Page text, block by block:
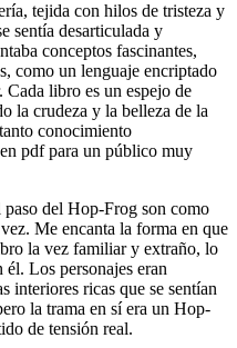
tejida con hilos de tristeza y
sentía desarticulada y
conceptos fascinantes,
como un lenguaje encriptado
Cada libro es un espejo de
la crudeza y la belleza de la
conocimiento
pdf para un público muy
del Hop-Frog son como
Me encanta la forma en que
la vez familiar y extraño, lo
él. Los personajes eran
interiores ricas que se sentían
la trama en sí era un Hop-
de tensión real.